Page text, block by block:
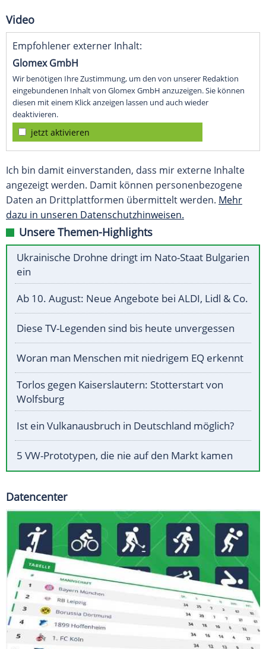
Video
Empfohlener externer Inhalt:
Glomex GmbH
Wir benötigen Ihre Zustimmung, um den von unserer Redaktion
eingebundenen Inhalt von Glomex GmbH anzuzeigen. Sie können
diesen mit einem Klick anzeigen lassen und auch wieder
deaktivieren.
jetzt aktivieren
Ich bin damit einverstanden, dass mir externe Inhalte
angezeigt werden. Damit können personenbezogene
Daten an Drittplattformen übermittelt werden. Mehr
dazu in unseren Datenschutzhinweisen.
Unsere Themen-Highlights
Ukrainische Drohne dringt im Nato-Staat Bulgarien
ein
Ab 10. August: Neue Angebote bei ALDI, Lidl & Co.
Diese TV-Legenden sind bis heute unvergessen
Woran man Menschen mit niedrigem EQ erkennt
Torlos gegen Kaiserslautern: Stotterstart von
Wolfsburg
Ist ein Vulkanausbruch in Deutschland möglich?
5 VW-Prototypen, die nie auf den Markt kamen
Datencenter